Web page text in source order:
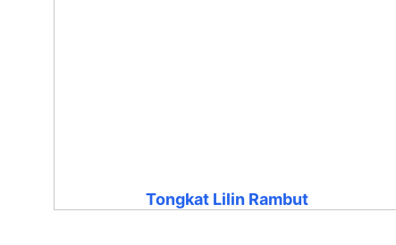
Tongkat Lilin Rambut